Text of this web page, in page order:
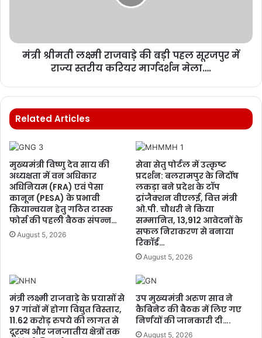
मंत्री श्रीमती लक्ष्मी राजवाड़े की बड़ी पहल सूरजपुर में
राज्य स्तरीय करियर मार्गदर्शन मेला….
Related Articles
मुख्यमंत्री विष्णु देव साय की
अध्यक्षता में वन अधिकार
अधिनियम (FRA) एवं पेसा
कानून (PESA) के प्रभावी
क्रियान्वयन हेतु गठित टास्क
फोर्स की पहली बैठक संपन्न…
August 5, 2026
सेवा सेतु पोर्टल में उत्कृष्ट
प्रदर्शन: बलरामपुर के निर्दोष
लकड़ा बने प्रदेश के टॉप
ट्रांजैक्शन वीएलई, वित्त मंत्री
ओ.पी. चौधरी ने किया
सम्मानित, 13,912 आवेदनों के
सफल निराकरण से बनाया
रिकॉर्ड…
August 5, 2026
मंत्री लक्ष्मी राजवाड़े के प्रयासों से
97 गांवों में होगा विद्युत विस्तार,
11.62 करोड़ रुपये की लागत से
दूरस्थ और जनजातीय क्षेत्रों तक
उप मुख्यमंत्री अरुण साव ने
कैबिनेट की बैठक में लिए गए
निर्णयों की जानकारी दी….
August 5, 2026